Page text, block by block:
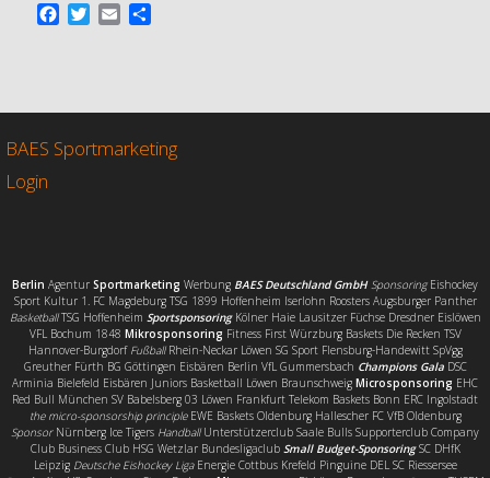
o
k
r
BAES Sportmarketing
Login
Berlin Agentur Sportmarketing Werbung BAES Deutschland GmbH SponsoringEishockey
Sport Kultur 1. FC Magdeburg TSG 1899 Hoffenheim Iserlohn Roosters Augsburger Panther
BasketballTSG Hoffenheim SportsponsoringKölner Haie Lausitzer Füchse Dresdner Eislöwen
VFL Bochum 1848 Mikrosponsoring Fitness First Würzburg Baskets Die Recken TSV
Hannover-Burgdorf FußballRhein-Neckar Löwen SG Sport Flensburg-Handewitt SpVgg
Greuther Fürth BG Göttingen Eisbären Berlin VfL Gummersbach Champions GalaDSC
Arminia Bielefeld Eisbären Juniors Basketball Löwen Braunschweig Microsponsoring EHC
Red Bull München SV Babelsberg 03 Löwen Frankfurt Telekom Baskets Bonn ERC Ingolstadt
the micro-sponsorship principleEWE Baskets Oldenburg Hallescher FC VfB Oldenburg
SponsorNürnberg Ice Tigers HandballUnterstützerclub Saale Bulls Supporterclub Company
Club Business Club HSG Wetzlar Bundesligaclub Small Budget-SponsoringSC DHfK
Leipzig Deutsche Eishockey LigaEnergie Cottbus Krefeld Pinguine DEL SC Riessersee